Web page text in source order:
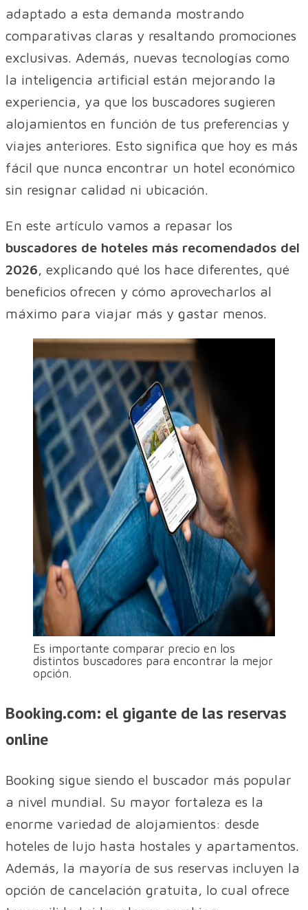
adaptado a esta demanda mostrando
comparativas claras y resaltando promociones
exclusivas. Además, nuevas tecnologías como
la inteligencia artificial están mejorando la
experiencia, ya que los buscadores sugieren
alojamientos en función de tus preferencias y
viajes anteriores. Esto significa que hoy es más
fácil que nunca encontrar un hotel económico
sin resignar calidad ni ubicación.
En este artículo vamos a repasar los
buscadores de hoteles más recomendados del
2026 , explicando qué los hace diferentes, qué
beneficios ofrecen y cómo aprovecharlos al
máximo para viajar más y gastar menos.
Es importante comparar precio en los
distintos buscadores para encontrar la mejor
opción.
Booking.com: el gigante de las reservas
online
Booking sigue siendo el buscador más popular
a nivel mundial. Su mayor fortaleza es la
enorme variedad de alojamientos: desde
hoteles de lujo hasta hostales y apartamentos.
Además, la mayoría de sus reservas incluyen la
opción de cancelación gratuita, lo cual ofrece